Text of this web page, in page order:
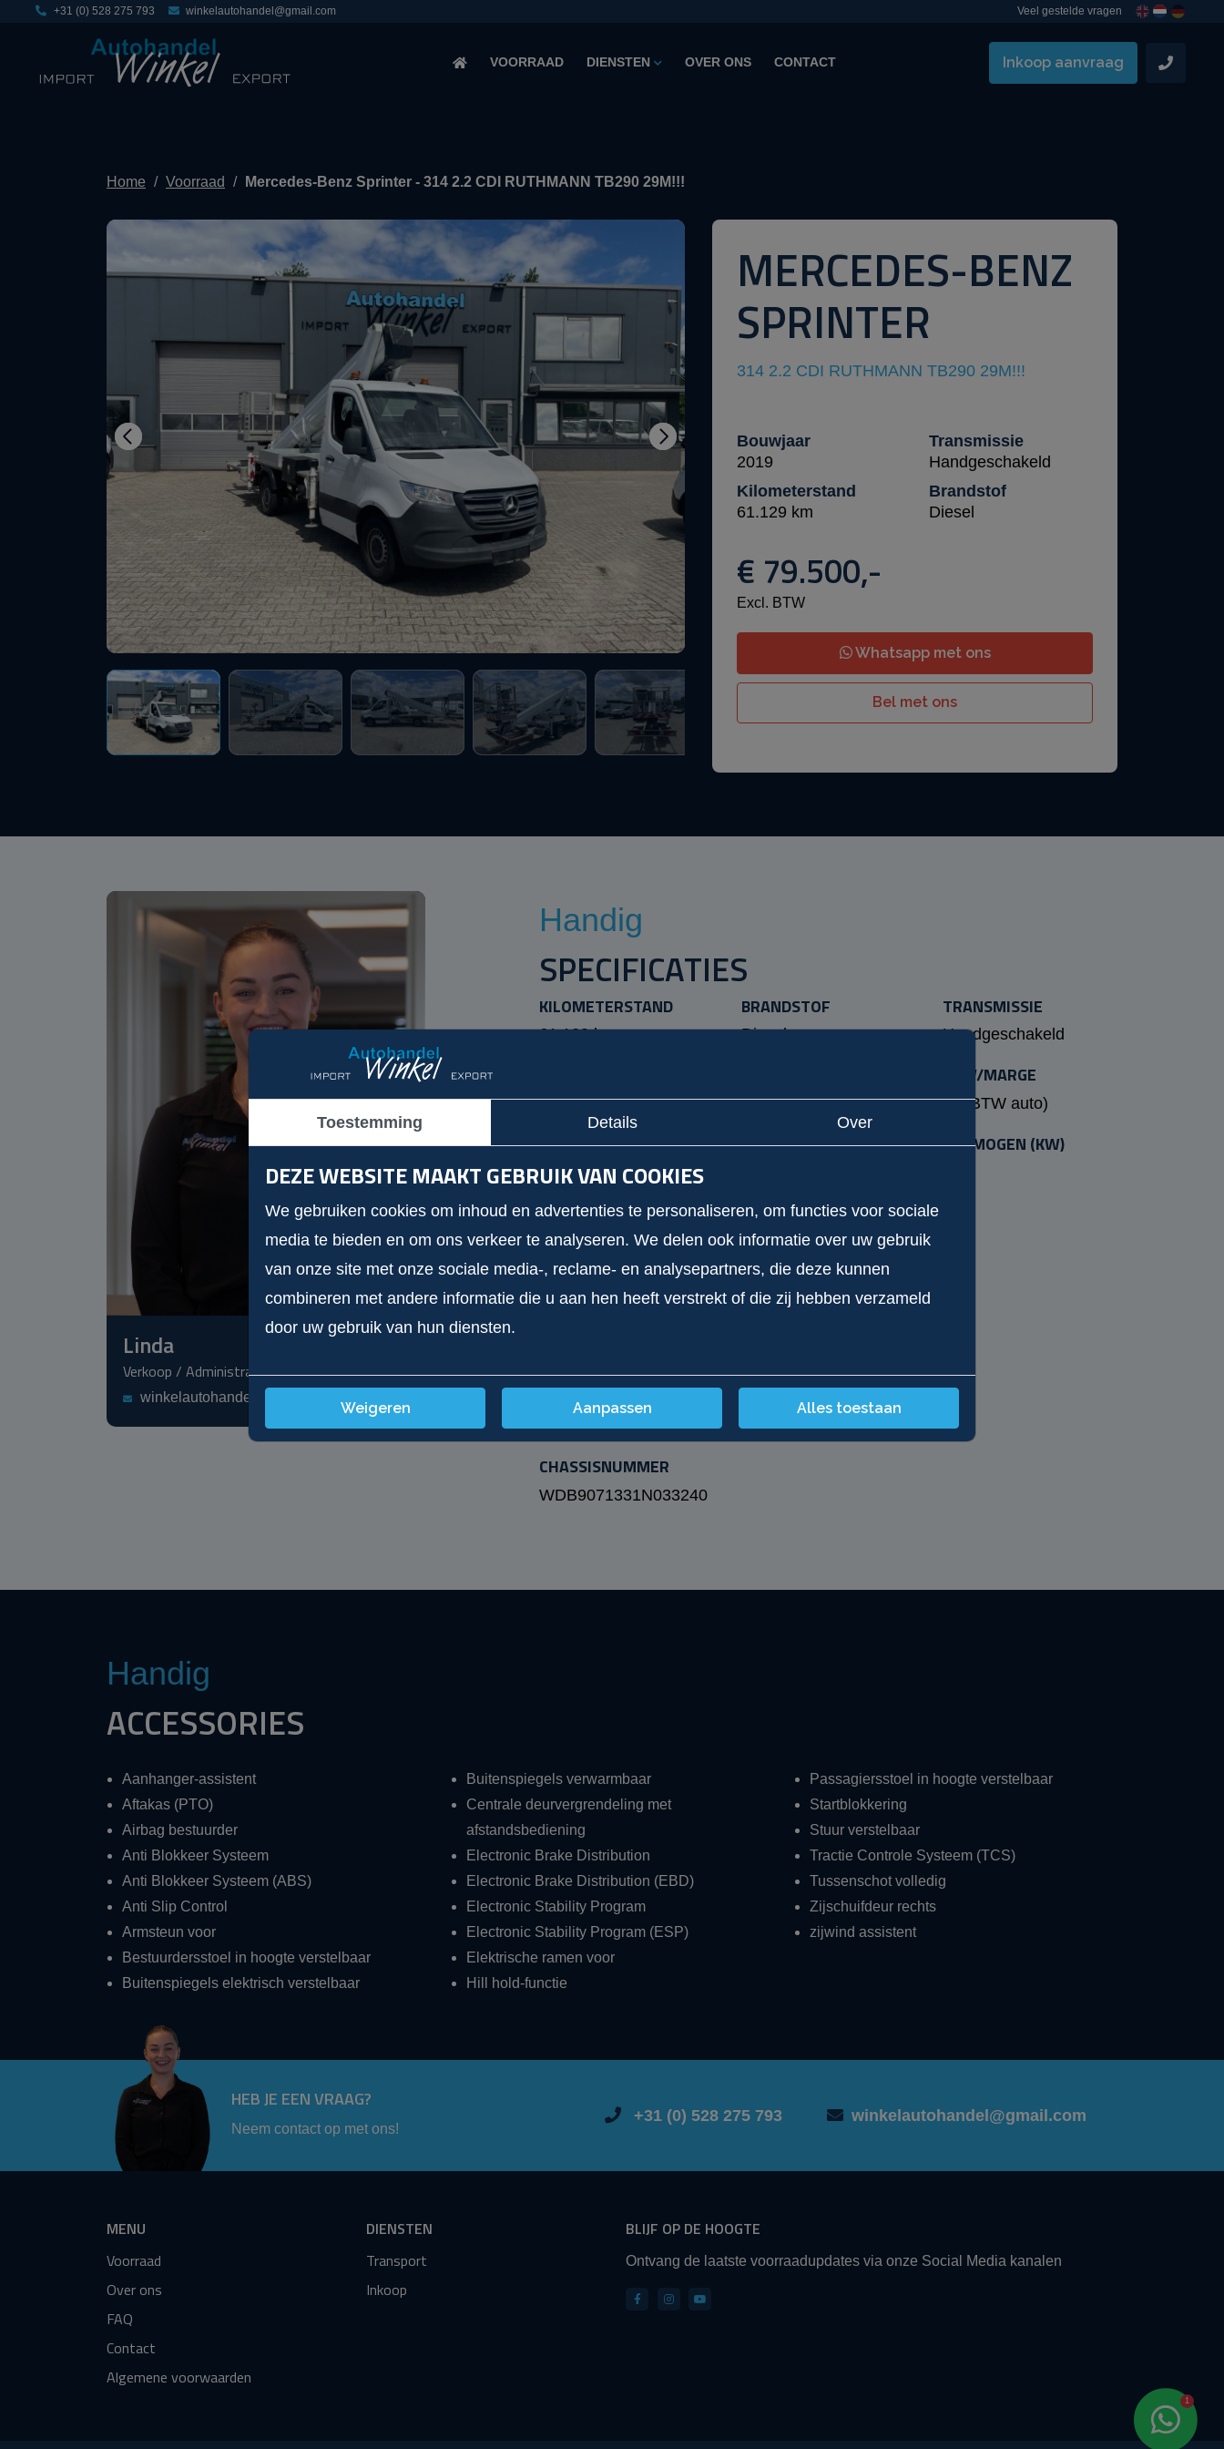
+31 (0) 528 275 793 winkelautohandel@gmail.com Veel gestelde vragen
VOORRAAD DIENSTEN OVER ONS CONTACT Inkoop aanvraag
Home Voorraad Mercedes-Benz Sprinter - 314 2.2 CDI RUTHMANN TB290 29M!!!
MERCEDES-BENZ
SPRINTER
314 2.2 CDI RUTHMANN TB290 29M!!!
Bouwjaar
2019
Transmissie
Handgeschakeld
Kilometerstand
61.129 km
Brandstof
Diesel
€ 79.500,-
Excl. BTW
Whatsapp met ons
Bel met ons
Linda
Verkoop / Administratie
winkelautohandel@gmail.com
Handig
SPECIFICATIES
KILOMETERSTAND
61.129 km
BRANDSTOF
Diesel
TRANSMISSIE
Handgeschakeld
2019 143
BTW/MARGE
Ja (BTW auto)
CARROSSERIE
Hoogwerker
CILINDER INHOUD (CC) VERMOGEN (KW)
KLEUR
wit
OPMERKING
https://youtu.be/Z9aGzUqsz68
Inspected till 7/2026
CHASSISNUMMER
WDB9071331N033240
Handig
ACCESSORIES
Aanhanger-assistent
Aftakas (PTO)
Airbag bestuurder
Anti Blokkeer Systeem
Anti Blokkeer Systeem (ABS)
Anti Slip Control
Armsteun voor
Bestuurdersstoel in hoogte verstelbaar
Buitenspiegels elektrisch verstelbaar
Buitenspiegels verwarmbaar
Centrale deurvergrendeling met
afstandsbediening
Electronic Brake Distribution
Electronic Brake Distribution (EBD)
Electronic Stability Program
Electronic Stability Program (ESP)
Elektrische ramen voor
Hill hold-functie
Passagiersstoel in hoogte verstelbaar
Startblokkering
Stuur verstelbaar
Tractie Controle Systeem (TCS)
Tussenschot volledig
Zijschuifdeur rechts
zijwind assistent
HEB JE EEN VRAAG?
Neem contact op met ons!
+31 (0) 528 275 793 winkelautohandel@gmail.com
MENU
Voorraad
Over ons
FAQ
Contact
Algemene voorwaarden
DIENSTEN
Transport
Inkoop
BLIJF OP DE HOOGTE
Ontvang de laatste voorraadupdates via onze Social Media kanalen
1
Toestemming Details Over
DEZE WEBSITE MAAKT GEBRUIK VAN COOKIES
We gebruiken cookies om inhoud en advertenties te personaliseren, om functies voor sociale
media te bieden en om ons verkeer te analyseren. We delen ook informatie over uw gebruik
van onze site met onze sociale media-, reclame- en analysepartners, die deze kunnen
combineren met andere informatie die u aan hen heeft verstrekt of die zij hebben verzameld
door uw gebruik van hun diensten.
Weigeren Aanpassen Alles toestaan